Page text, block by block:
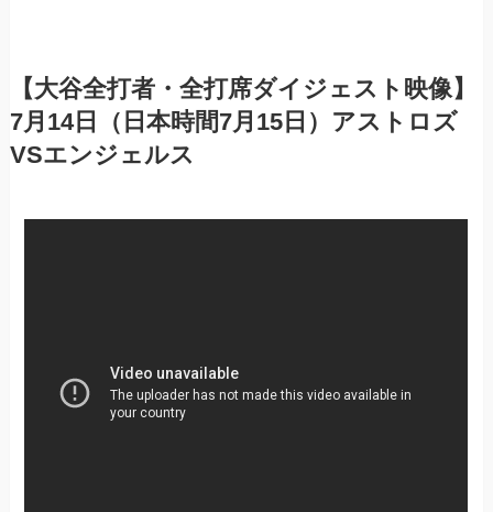
【大谷全打者・全打席ダイジェスト映像】
7月14日（日本時間7月15日）アストロズ
VSエンジェルス